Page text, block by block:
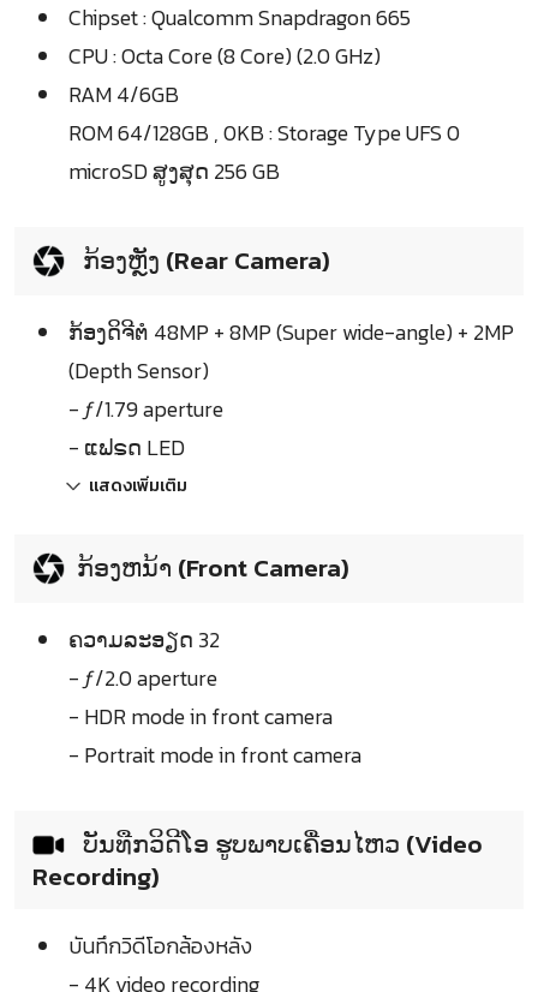
Chipset : Qualcomm Snapdragon 665
CPU : Octa Core (8 Core) (2.0 GHz)
RAM 4/6GB
ROM 64/128GB , 0KB : Storage Type UFS 0
microSD ສູງສຸດ 256 GB
ກ້ອງຫຼັງ (Rear Camera)
ກ້ອງດິຈີຕໍ 48MP + 8MP (Super wide-angle) + 2MP
(Depth Sensor)
- ƒ/1.79 aperture
- ແຟຣດ LED
แสดงเพิ่มเติม
ກ້ອງຫນ້າ (Front Camera)
ຄວາມລະອຽດ 32
- ƒ/2.0 aperture
- HDR mode in front camera
- Portrait mode in front camera
ບັນທືກວິດີໂອ ຮູບພາບເຄື່ອນໄຫວ (Video
Recording)
บันทึกวิดีโอกล้องหลัง
- 4K video recording